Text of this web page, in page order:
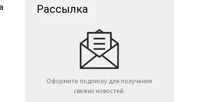
Рассылка
Оформите подписку для получения
свежих новостей.